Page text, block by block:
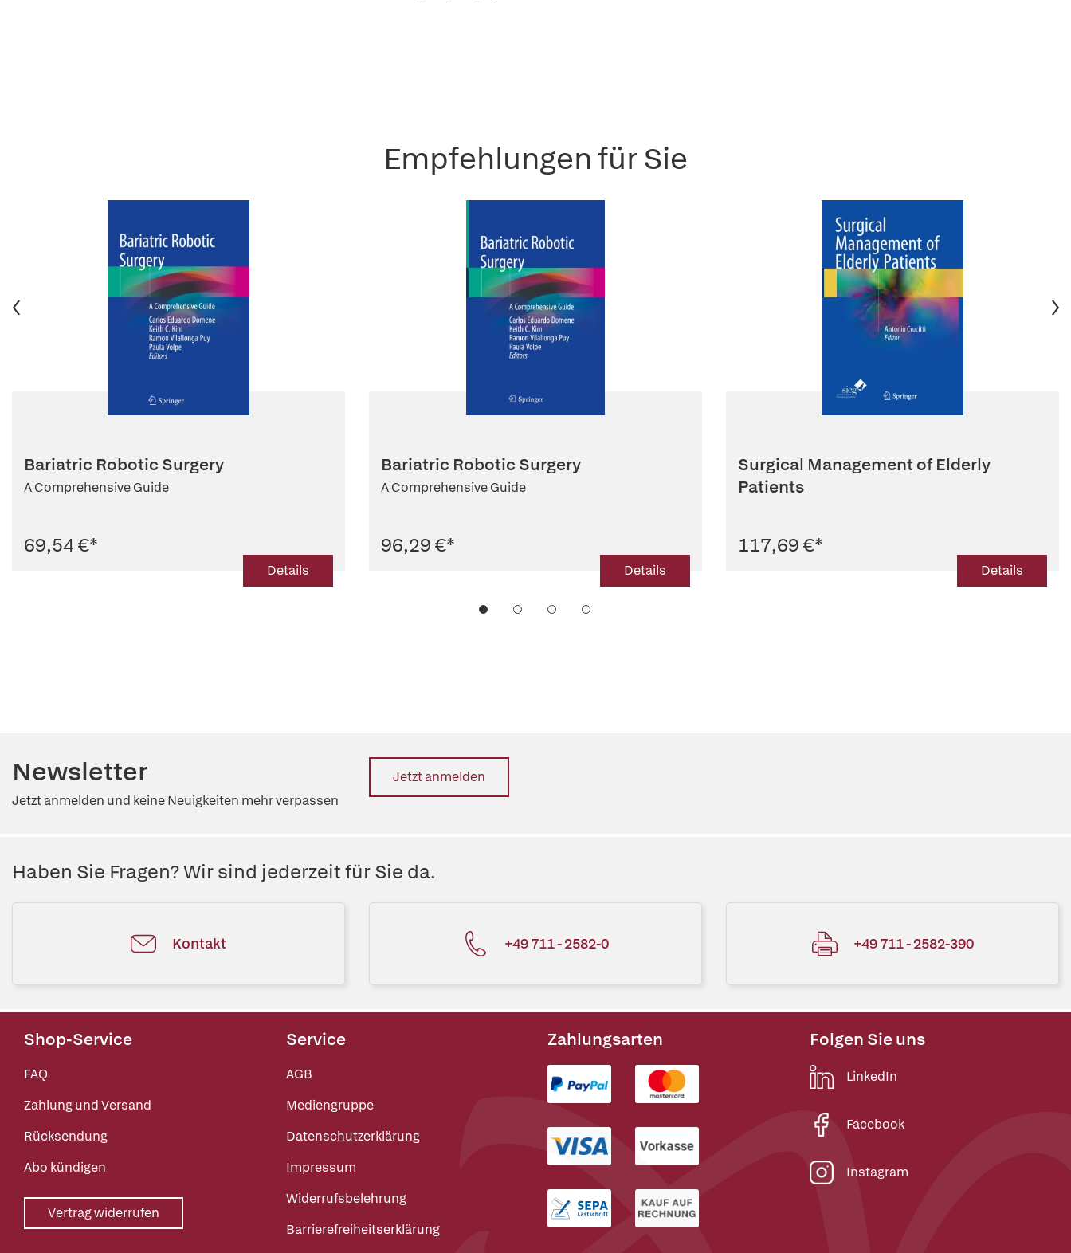
Empfehlungen für Sie
Bariatric Robotic Surgery
A Comprehensive Guide
69,54 €*
Details
Bariatric Robotic Surgery
A Comprehensive Guide
96,29 €*
Details
Surgical Management of Elderly
Patients
117,69 €*
Details
Newsletter
Jetzt anmelden und keine Neuigkeiten mehr verpassen
Jetzt anmelden
Haben Sie Fragen? Wir sind jederzeit für Sie da.
Kontakt +49 711 - 2582-0 +49 711 - 2582-390
Shop-Service
FAQ
Zahlung und Versand
Rücksendung
Abo kündigen
Vertrag widerrufen
Service
AGB
Mediengruppe
Datenschutzerklärung
Impressum
Widerrufsbelehrung
Barrierefreiheitserklärung
Zahlungsarten Folgen Sie uns
LinkedIn
Facebook
Instagram